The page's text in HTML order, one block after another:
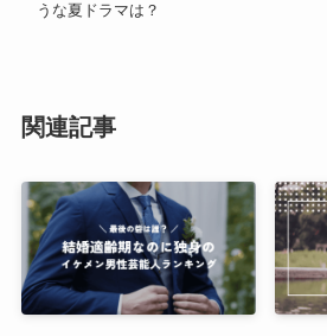
うな夏ドラマは？
関連記事